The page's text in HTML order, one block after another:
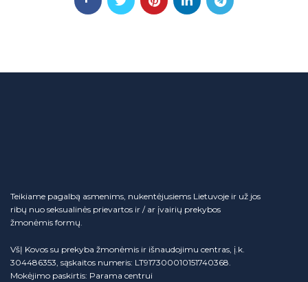
Teikiame pagalbą asmenims, nukentėjusiems Lietuvoje ir už jos
ribų nuo seksualinės prievartos ir / ar įvairių prekybos
žmonėmis formų.
VšĮ Kovos su prekyba žmonėmis ir išnaudojimu centras, į.k.
304486353, sąskaitos numeris: LT917300010151740368.
Mokėjimo paskirtis: Parama centrui